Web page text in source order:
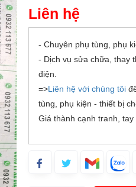
Liên hệ
- Chuyên phụ tùng, phụ
- Dịch vụ sửa chữa, thay
điện.
=>Liên hệ với chúng tôi
tùng, phụ kiện - thiết bị
Giá thành cạnh tranh,